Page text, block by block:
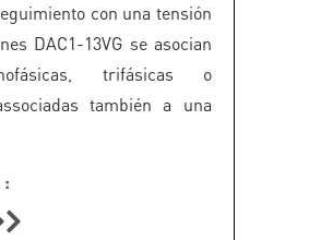
con una tensión
DAC1-13VG se asocian
trifásicas o
también a una
: